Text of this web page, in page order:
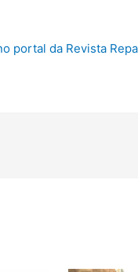
portal da Revista